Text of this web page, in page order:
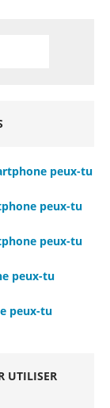
peux-tu
peux-tu
peux-tu
peux-tu
peux-tu
UTILISER